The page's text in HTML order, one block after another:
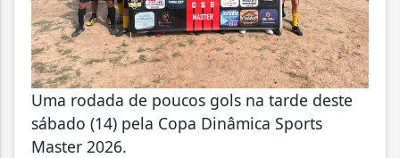
Uma rodada de poucos gols na tarde deste
sábado (14) pela Copa Dinâmica Sports
Master 2026.